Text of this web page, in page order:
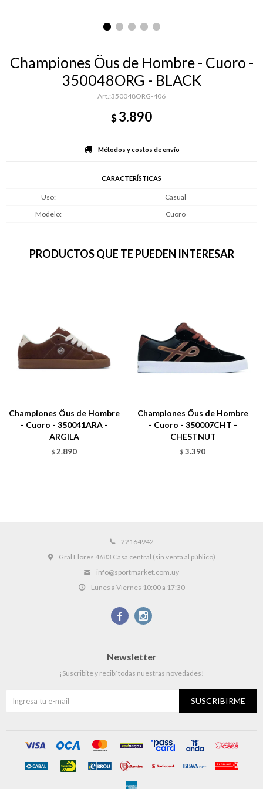
Championes Öus de Hombre - Cuoro -
350048ORG - BLACK
350048ORG-406
$3.890
Métodos y costos de envío
CARACTERÍSTICAS
Uso
Casual
Modelo
Cuoro
PRODUCTOS QUE TE PUEDEN INTERESAR
Championes Öus de Hombre
- Cuoro - 350041ARA -
ARGILA
$ 2.890
Championes Öus de Hombre
- Cuoro - 350007CHT -
CHESTNUT
$ 3.390
22164942
Gral Flores 4683 Casa central (sin venta al público)
info@sportmarket.com.uy
Lunes a Viernes 10:00 a 17:30
 
Newsletter
¡Suscribite y recibí todas nuestras novedades!
SUSCRIBIRME